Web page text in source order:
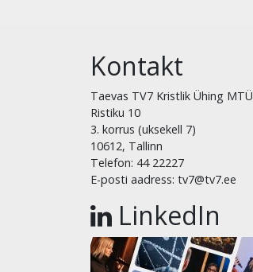
Kontakt
Taevas TV7 Kristlik Ühing MTÜ
Ristiku 10
3. korrus (uksekell 7)
10612, Tallinn
Telefon: 44 22227
E-posti aadress: tv7@tv7.ee
LinkedIn